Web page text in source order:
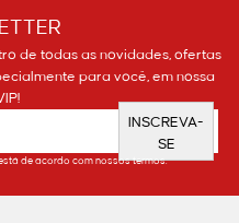
de todas as novidades, ofertas
para você, em nossa
INSCREVA-
SE
de acordo com nossos termos.